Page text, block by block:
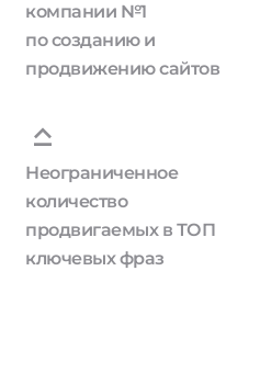
компании №1
по созданию и
продвижению сайтов
Неограниченное
количество
продвигаемых в ТОП
ключевых фраз